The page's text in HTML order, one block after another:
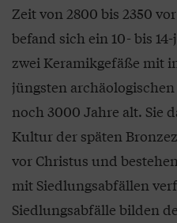
Zeit von 2800 bis 2350
befand sich ein 10- bis
zwei Keramikgefäße mit
jüngsten
noch 3000 Jahre alt. Sie
Kultur der späten
vor Christus und
mit Siedlungsabfällen
Siedlungsabfälle bilden